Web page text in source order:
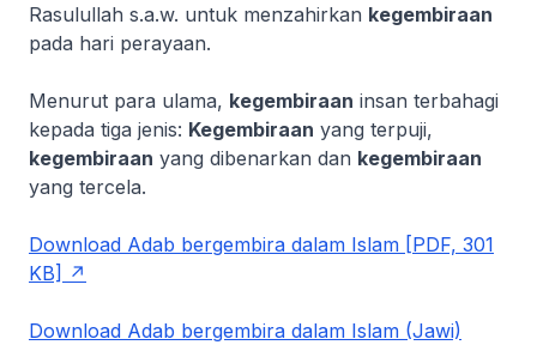
Rasulullah s.a.w. untuk menzahirkan kegembiraan
pada hari perayaan.
Menurut para ulama, kegembiraan insan terbahagi
kepada tiga jenis: Kegembiraan yang terpuji,
kegembiraan yang dibenarkan dan kegembiraan
yang tercela.
Download Adab bergembira dalam Islam [PDF, 301
KB]
Download Adab bergembira dalam Islam (Jawi)